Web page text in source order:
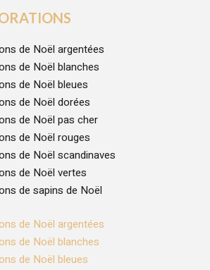
de Noël argentées
de Noël blanches
de Noël bleues
de Noël dorées
de Noël pas cher
de Noël rouges
de Noël scandinaves
de Noël vertes
de sapins de Noël
de Noël argentées
de Noël blanches
de Noël bleues